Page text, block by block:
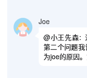
Joe
@小王先森:
第二个问题
为joe的原因